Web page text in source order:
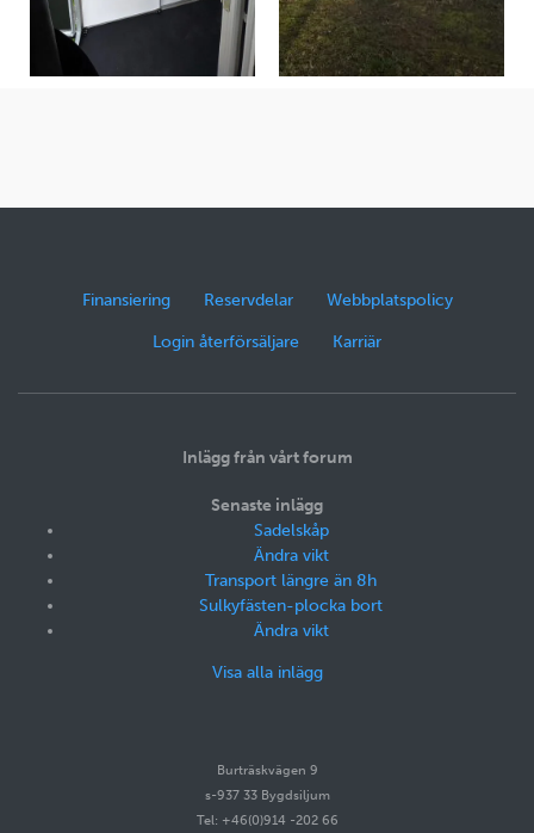
Finansiering Reservdelar Webbplatspolicy
Login återförsäljare Karriär
Inlägg från vårt forum
Senaste inlägg
Sadelskåp
Ändra vikt
Transport längre än 8h
Sulkyfästen-plocka bort
Ändra vikt
Visa alla inlägg
Burträskvägen 9
s-937 33 Bygdsiljum
Tel: +46(0)914 -202 66